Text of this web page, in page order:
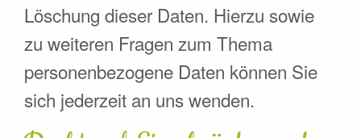
Löschung dieser Daten. Hierzu sowie
zu weiteren Fragen zum Thema
personenbezogene Daten können Sie
sich jederzeit an uns wenden.